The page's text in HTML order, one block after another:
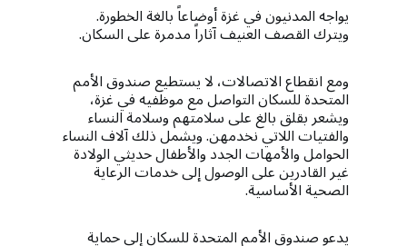
يواجه المدنيون في غزة أوضاعاً بالغة الخطورة.
ويترك القصف العنيف آثاراً مدمرة على السكان.
ومع انقطاع الاتصالات، لا يستطيع صندوق الأمم
المتحدة للسكان التواصل مع موظفيه في غزة،
ويشعر بقلق بالغ على سلامتهم وسلامة النساء
والفتيات اللاتي نخدمهن. ويشمل ذلك آلاف النساء
الحوامل والأمهات الجدد والأطفال حديثي الولادة
غير القادرين على الوصول إلى خدمات الرعاية
الصحية الأساسية.
يدعو صندوق الأمم المتحدة للسكان إلى حماية